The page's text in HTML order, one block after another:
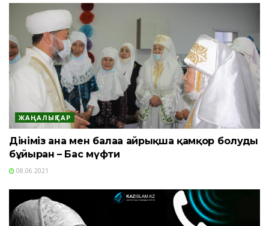
ЖАҢАЛЫҚТАР
Дініміз ана мен балаға айрықша қамқор болуды
бұйырған – Бас мүфти
08.06.2021